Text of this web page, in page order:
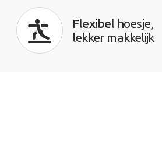
Flexibel hoesje,
lekker makkelijk